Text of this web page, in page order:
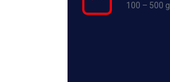
100 – 500 g